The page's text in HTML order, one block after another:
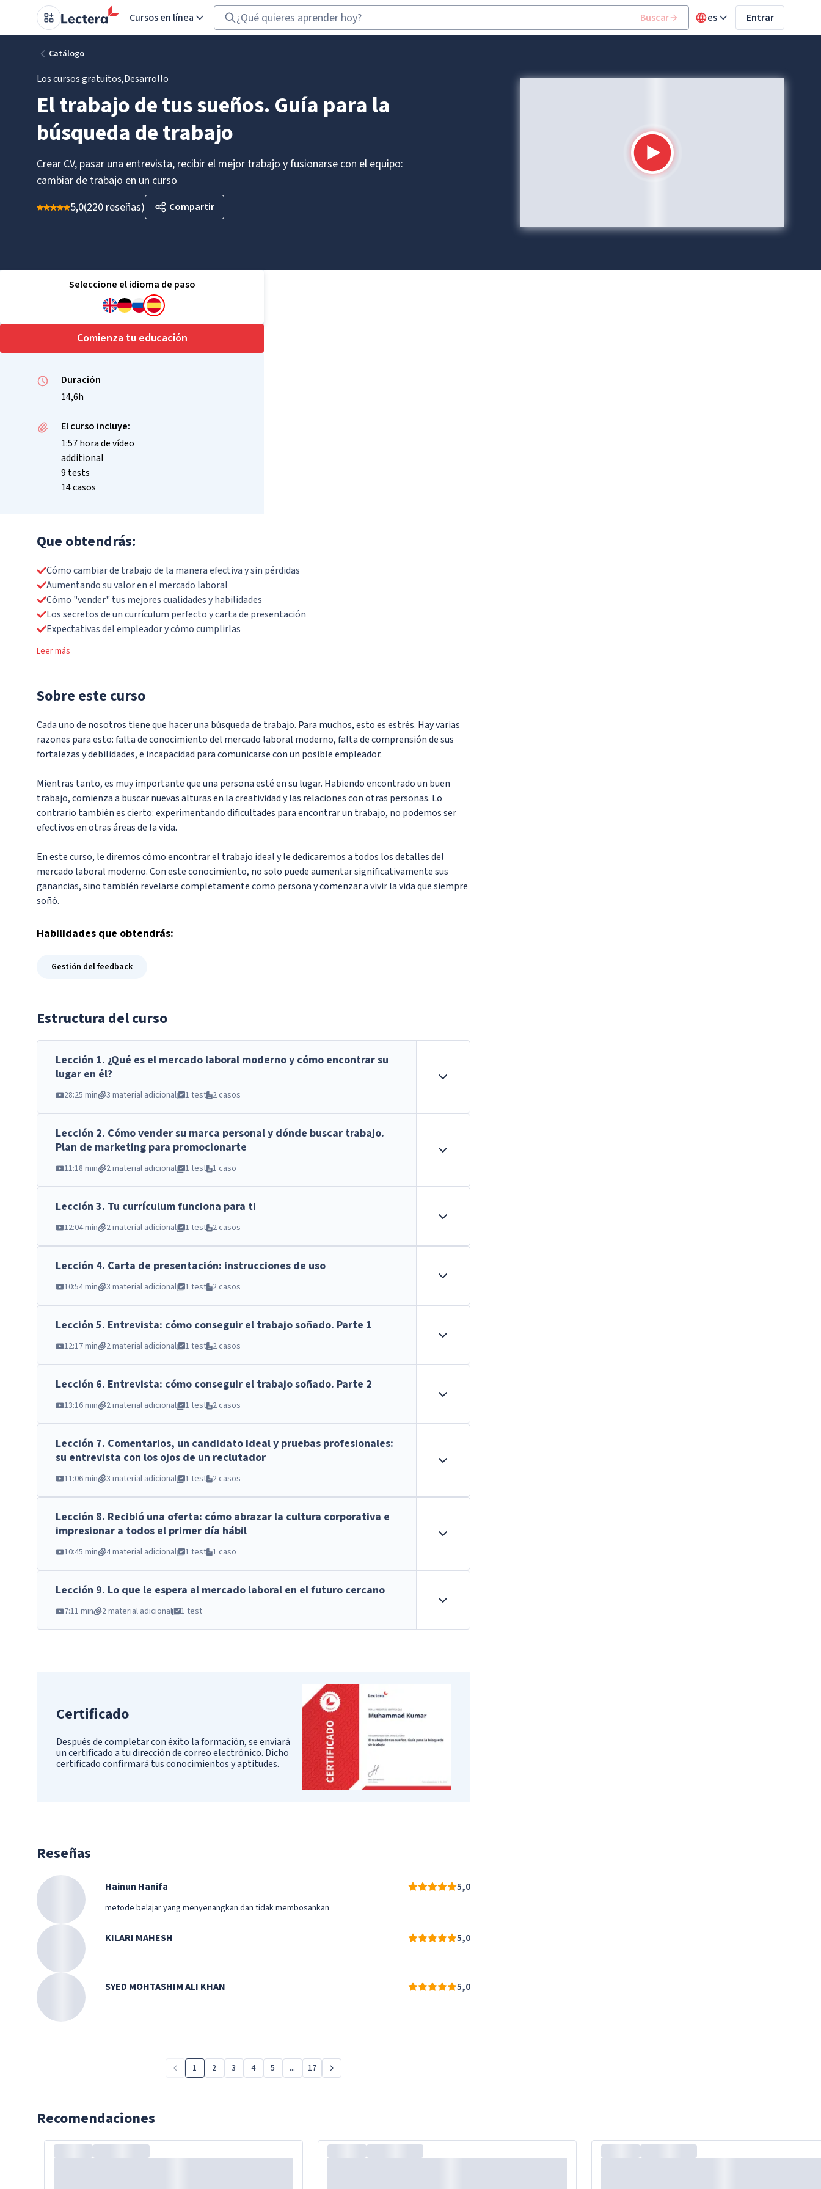
Cursos en línea Buscar es Entrar
Catálogo
Los cursos gratuitos,Desarrollo
El trabajo de tus sueños. Guía para la
búsqueda de trabajo
Crear CV, pasar una entrevista, recibir el mejor trabajo y fusionarse con el equipo:
cambiar de trabajo en un curso
5,0(220 reseñas) Compartir
Seleccione el idioma de paso
Comienza tu educación
Duración
14,6h
El curso incluye:
1:57 hora de vídeo
additional
9 tests
14 casos
Que obtendrás:
Cómo cambiar de trabajo de la manera efectiva y sin pérdidas
Aumentando su valor en el mercado laboral
Cómo "vender" tus mejores cualidades y habilidades
Los secretos de un currículum perfecto y carta de presentación
Expectativas del empleador y cómo cumplirlas
Leer más
Sobre este curso
Cada uno de nosotros tiene que hacer una búsqueda de trabajo. Para muchos, esto es estrés. Hay varias
razones para esto: falta de conocimiento del mercado laboral moderno, falta de comprensión de sus
fortalezas y debilidades, e incapacidad para comunicarse con un posible empleador.
Mientras tanto, es muy importante que una persona esté en su lugar. Habiendo encontrado un buen
trabajo, comienza a buscar nuevas alturas en la creatividad y las relaciones con otras personas. Lo
contrario también es cierto: experimentando dificultades para encontrar un trabajo, no podemos ser
efectivos en otras áreas de la vida.
En este curso, le diremos cómo encontrar el trabajo ideal y le dedicaremos a todos los detalles del
mercado laboral moderno. Con este conocimiento, no solo puede aumentar significativamente sus
ganancias, sino también revelarse completamente como persona y comenzar a vivir la vida que siempre
soñó.
Habilidades que obtendrás:
Gestión del feedback
Estructura del curso
Lección 1. ¿Qué es el mercado laboral moderno y cómo encontrar su
lugar en él?
28:25 min 3 material adicional 1 test 2 casos
Lección 2. Cómo vender su marca personal y dónde buscar trabajo.
Plan de marketing para promocionarte
11:18 min 2 material adicional 1 test 1 caso
Lección 3. Tu currículum funciona para ti
12:04 min 2 material adicional 1 test 2 casos
Lección 4. Carta de presentación: instrucciones de uso
10:54 min 3 material adicional 1 test 2 casos
Lección 5. Entrevista: cómo conseguir el trabajo soñado. Parte 1
12:17 min 2 material adicional 1 test 2 casos
Lección 6. Entrevista: cómo conseguir el trabajo soñado. Parte 2
13:16 min 2 material adicional 1 test 2 casos
Lección 7. Comentarios, un candidato ideal y pruebas profesionales:
su entrevista con los ojos de un reclutador
11:06 min 3 material adicional 1 test 2 casos
Lección 8. Recibió una oferta: cómo abrazar la cultura corporativa e
impresionar a todos el primer día hábil
10:45 min 4 material adicional 1 test 1 caso
Lección 9. Lo que le espera al mercado laboral en el futuro cercano
7:11 min 2 material adicional 1 test
Certificado
Después de completar con éxito la formación, se enviará
un certificado a tu dirección de correo electrónico. Dicho
certificado confirmará tus conocimientos y aptitudes.
Reseñas
Hainun Hanifa 5,0
metode belajar yang menyenangkan dan tidak membosankan
KILARI MAHESH 5,0
SYED MOHTASHIM ALI KHAN 5,0
1 2 3 4 5 ... 17
Recomendaciones